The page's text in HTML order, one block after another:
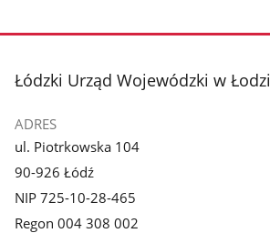
stopka
Łódzki Urząd Wojewódzki w Łodzi
ADRES
ul. Piotrkowska 104
90-926 Łódź
NIP 725-10-28-465
Regon 004 308 002